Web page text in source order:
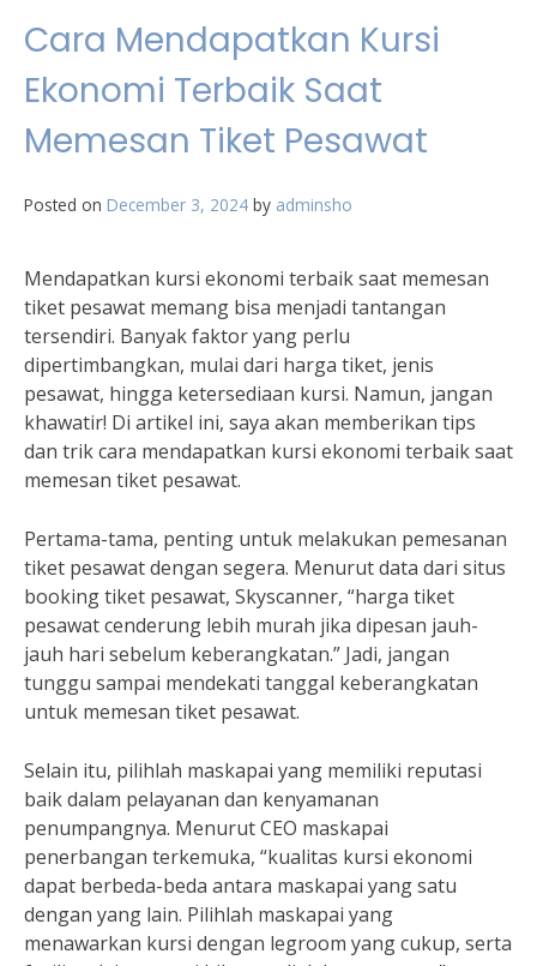
Cara Mendapatkan Kursi
Ekonomi Terbaik Saat
Memesan Tiket Pesawat
Posted on December 3, 2024 by adminsho
Mendapatkan kursi ekonomi terbaik saat memesan
tiket pesawat memang bisa menjadi tantangan
tersendiri. Banyak faktor yang perlu
dipertimbangkan, mulai dari harga tiket, jenis
pesawat, hingga ketersediaan kursi. Namun, jangan
khawatir! Di artikel ini, saya akan memberikan tips
dan trik cara mendapatkan kursi ekonomi terbaik saat
memesan tiket pesawat.
Pertama-tama, penting untuk melakukan pemesanan
tiket pesawat dengan segera. Menurut data dari situs
booking tiket pesawat, Skyscanner, “harga tiket
pesawat cenderung lebih murah jika dipesan jauh-
jauh hari sebelum keberangkatan.” Jadi, jangan
tunggu sampai mendekati tanggal keberangkatan
untuk memesan tiket pesawat.
Selain itu, pilihlah maskapai yang memiliki reputasi
baik dalam pelayanan dan kenyamanan
penumpangnya. Menurut CEO maskapai
penerbangan terkemuka, “kualitas kursi ekonomi
dapat berbeda-beda antara maskapai yang satu
dengan yang lain. Pilihlah maskapai yang
menawarkan kursi dengan legroom yang cukup, serta